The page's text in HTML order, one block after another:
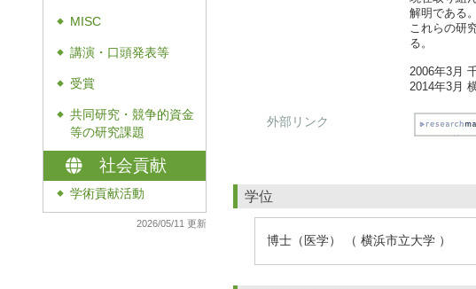
◆ MISC
◆ 講演・口頭発表等
◆ 受賞
◆
共同研究・競争的資金
等の研究課題
社会貢献
◆ 学術貢献活動
2026/05/11 更新
解明である。
これらの研
る。
2006年3月
2014年3月
外部リンク
学位
博士（医学） （ 横浜市立大学 ）